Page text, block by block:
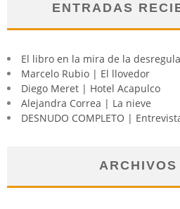
ENTRADAS
El libro en la mira de la
Marcelo Rubio | El llovedor
Diego Meret | Hotel Acapulco
Alejandra Correa | La nieve
DESNUDO COMPLETO |
ARCHIVOS